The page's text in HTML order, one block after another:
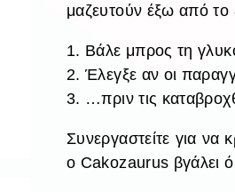
μαζευτούν έξω από το
1. Βάλε μπρος τη
2. Έλεγξε αν οι
3. …πριν τις
Συνεργαστείτε για να
ο Cakozaurus βγάλει